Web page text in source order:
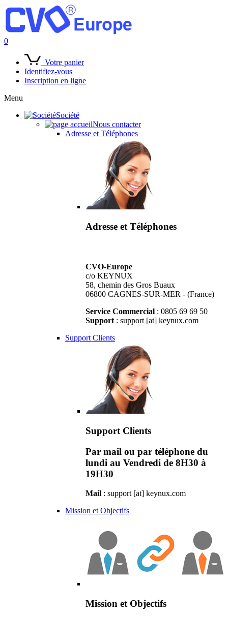
0
Votre panier
Identifiez-vous
Inscription en ligne
Menu
Société
Nous contacter
Adresse et Téléphones
Adresse et Téléphones
CVO-Europe
c/o KEYNUX
58, chemin des Gros Buaux
06800 CAGNES-SUR-MER - (France)
Service Commercial : 0805 69 69 50
Support : support [at] keynux.com
Support Clients
Support Clients
Par mail ou par téléphone du
lundi au Vendredi de 8H30 à
19H30
Mail : support [at] keynux.com
Mission et Objectifs
Mission et Objectifs